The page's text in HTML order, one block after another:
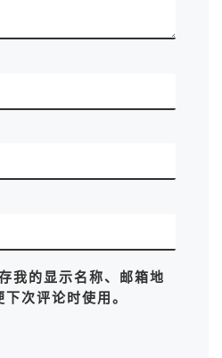
我的显示名称、邮箱地
次评论时使用。